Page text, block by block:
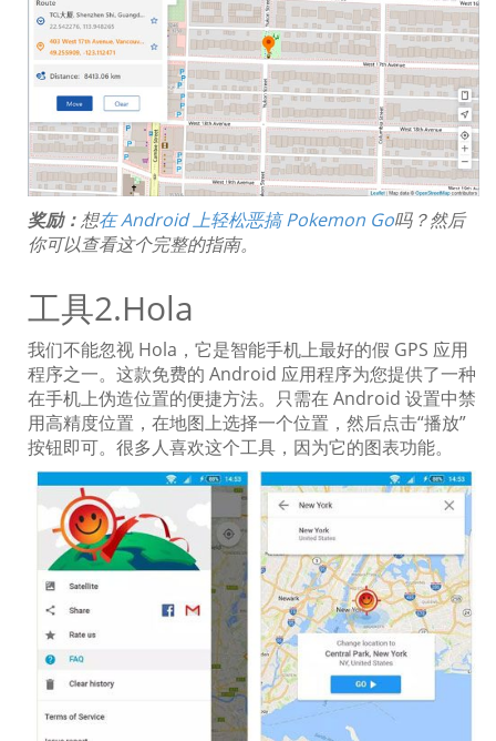
奖励： 想在 Android 上轻松恶搞 Pokemon Go吗？然后
你可以查看这个完整的指南。
工具2.Hola
我们不能忽视 Hola，它是智能手机上最好的假 GPS 应用
程序之一。这款免费的 Android 应用程序为您提供了一种
在手机上伪造位置的便捷方法。只需在 Android 设置中禁
用高精度位置，在地图上选择一个位置，然后点击“播放”
按钮即可。很多人喜欢这个工具，因为它的图表功能。